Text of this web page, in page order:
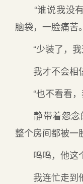
“谁说我没有
脑袋，一脸痛苦。
“少装了，我
我才不会相信
“也不看看，
静带着怨念
整个房间都被一
呜呜，他这
我连忙走到他